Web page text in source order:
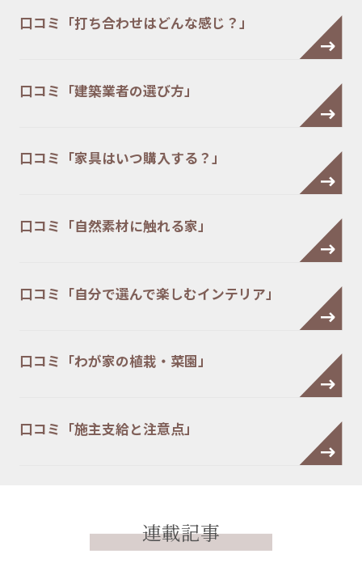
口コミ「打ち合わせはどんな感じ？」
口コミ「建築業者の選び方」
口コミ「家具はいつ購入する？」
口コミ「自然素材に触れる家」
口コミ「自分で選んで楽しむインテリア」
口コミ「わが家の植栽・菜園」
口コミ「施主支給と注意点」
連載記事